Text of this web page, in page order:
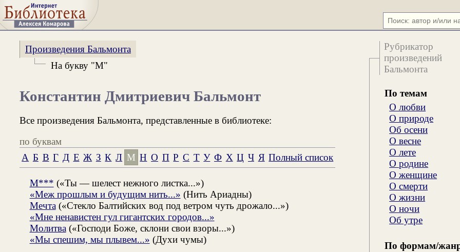
Рубрикатор
произведений
Бальмонта
По темам
О любви
О природе
Об осени
О весне
О лете
О родине
О женщине
О смерти
О жизни
О ночи
Об утре
По формам/
Произведения Бальмонта
На букву "М"
Константин Дмитриевич Бальмонт
Все произведения Бальмонта, представленные в библиотеке:
по буквам
А Б В Г Д Е Ж З К Л М Н О П Р С Т У Ф Х Ц Ч Я Полный список
М*** («Ты — шелест нежного листка...»)
«Меж прошлым и будущим нить...» (Нить Ариадны)
Мечта («Стекло Балтийских вод под ветром чуть дрожало...»)
«Мне ненавистен гул гигантских городов...»
Молитва («Господи Боже, склони свои взоры...»)
«Мы спешим, мы плывем...» (Духи чумы)